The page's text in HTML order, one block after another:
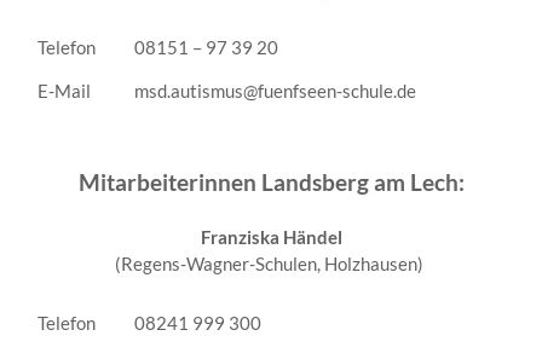
Telefon
08151 – 97 39 20
E-Mail
msd.autismus@fuenfseen-schule.de
Mitarbeiterinnen Landsberg am Lech:
Franziska Händel
(Regens-Wagner-Schulen, Holzhausen)
Telefon
08241 999 300